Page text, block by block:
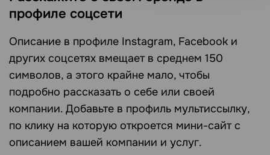
профиле соцсети
Описание в профиле Instagram, Facebook и
других соцсетях вмещает в среднем 150
символов, а этого крайне мало, чтобы
подробно рассказать о себе или своей
компании. Добавьте в профиль мультиссылку,
по клику на которую откроется мини-сайт с
описанием вашей компании и услуг.